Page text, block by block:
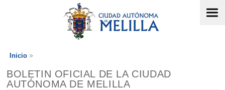
Inicio
BOLETIN OFICIAL DE LA CIUDAD
AUTÓNOMA DE MELILLA